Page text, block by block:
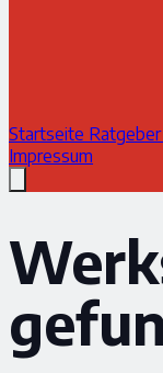
Startseite Ratgeber
Impressum